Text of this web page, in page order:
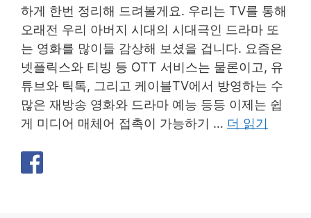
하게 한번 정리해 드려볼게요. 우리는 TV를 통해
오래전 우리 아버지 시대의 시대극인 드라마 또
는 영화를 많이들 감상해 보셨을 겁니다. 요즘은
넷플릭스와 티빙 등 OTT 서비스는 물론이고, 유
튜브와 틱톡, 그리고 케이블TV에서 방영하는 수
많은 재방송 영화와 드라마 예능 등등 이제는 쉽
게 미디어 매체어 접촉이 가능하기 … 더 읽기